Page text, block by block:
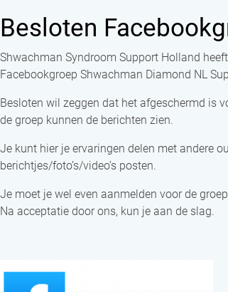
Besloten
Shwachman Syndroom Support Holland
Facebookgroep Shwachman Diamond NL
Besloten wil zeggen dat het afgeschermd is
de groep kunnen de berichten zien.
Je kunt hier je ervaringen delen met andere
berichtjes/foto’s/video’s posten.
Je moet je wel even aanmelden voor de
Na acceptatie door ons, kun je aan de slag.